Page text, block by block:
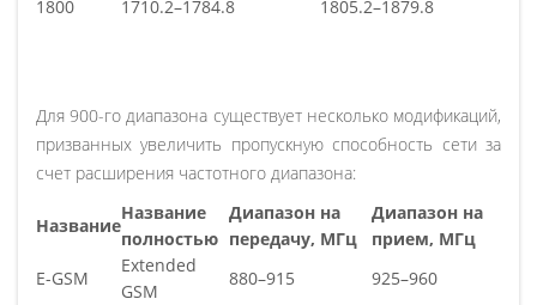
1800
1710.2–1784.8 1805.2–1879.8
Для 900-го диапазона существует несколько модификаций,
призванных увеличить пропускную способность сети за
счет расширения частотного диапазона:
Название
Название
полностью
Диапазон на
передачу, МГц
Диапазон на
прием, МГц
E-GSM
Extended
GSM
880–915 925–960